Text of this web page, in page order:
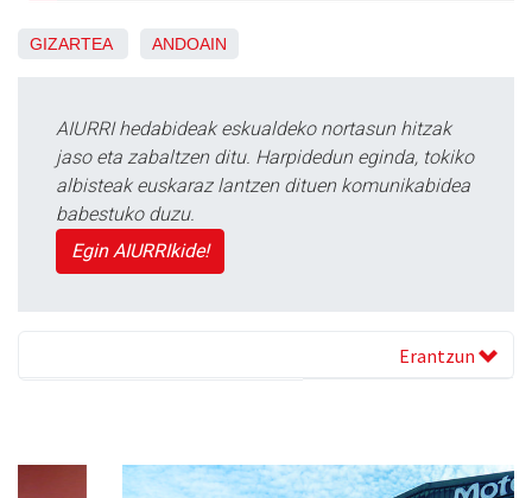
GIZARTEA ANDOAIN
AIURRI hedabideak eskualdeko nortasun hitzak
jaso eta zabaltzen ditu. Harpidedun eginda, tokiko
albisteak euskaraz lantzen dituen komunikabidea
babestuko duzu.
Egin AIURRIkide!
Erantzun